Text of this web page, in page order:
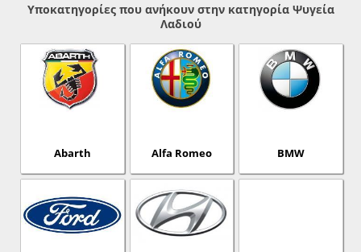
Υποκατηγορίες που ανήκουν στην κατηγορία Ψυγεία
Λαδιού
Abarth Alfa Romeo BMW